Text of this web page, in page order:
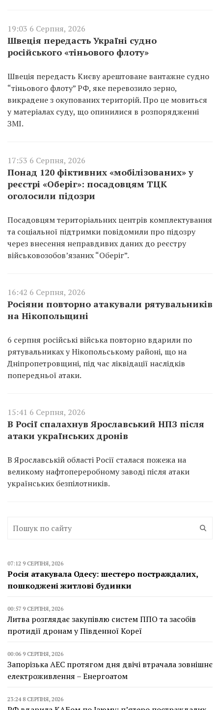
19:03 6 Серпня, 2026
Швеція передасть Україні судно
російського «тіньового флоту»
Швеція передасть Києву арештоване вантажне судно
“тіньового флоту” РФ, яке перевозило зерно,
викрадене з окупованих територій. Про це мовиться
у матеріалах суду, що опинилися в розпорядженні
ЗМІ.
17:53 6 Серпня, 2026
Понад 120 фіктивних «мобілізованих» у
реєстрі «Оберіг»: посадовцям ТЦК
оголосили підозри
Посадовцям територіальних центрів комплектування
та соціальної підтримки повідомили про підозру
через внесення неправдивих даних до реєстру
військовозобов’язаних “Оберіг”.
16:42 6 Серпня, 2026
Росіяни повторно атакували рятувальників
на Нікопольщині
6 серпня російські війська повторно вдарили по
рятувальниках у Нікопольському районі, що на
Дніпропетровщині, під час ліквідації наслідків
попередньої атаки.
15:41 6 Серпня, 2026
В Росії спалахнув Ярославський НПЗ після
атаки українських дронів
В Ярославській області Росії сталася пожежа на
великому нафтопереробному заводі після атаки
українських безпілотників.
07:12 9 СЕРПНЯ, 2026
Росія атакувала Одесу: шестеро постраждалих,
пошкоджені житлові будинки
00:57 9 СЕРПНЯ, 2026
Литва розглядає закупівлю систем ППО та засобів
протидії дронам у Південної Кореї
00:06 9 СЕРПНЯ, 2026
Запорізька АЕС протягом дня двічі втрачала зовнішнє
електроживлення – Енергоатом
23:24 8 СЕРПНЯ, 2026